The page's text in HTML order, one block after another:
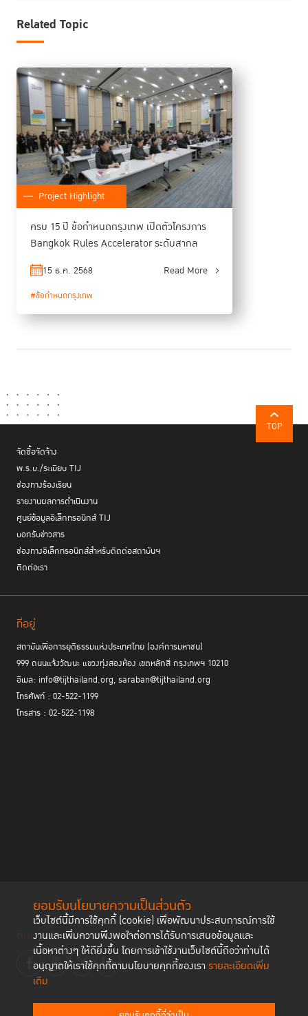
ยอมรับนโยบายความเป็นส่วนตัว
เว็บไซต์นี้มีการใช้คุกกี้ (cookie) เพื่อพัฒนาประสบการณ์การใช้
งานและเพิ่มความพึงพอใจต่อการได้รับการเสนอข้อมูลและ
เนื้อหาต่างๆ ให้ดียิ่งขึ้น โดยการเข้าใช้งานเว็บไซต์นี้ถือว่าท่านได้
อนุญาตให้เราใช้คุกกี้ตามนโยบายคุกกี้ของเรา รายละเอียดเพิ่ม
เติม
ถึงมิติทางเพศ การฟื้นฟูสมรรถภาพที่มีความหมาย การสนับสนุนภายหลัง
การปล่อยตัว และการลดการตีตราในสังคม
น้อยลง แต่เป็นเหตุผลที่เราต้องมั่นใจว่าคนส่วนน้อยจะไม่
สูญหายไปในระบบที่ถูกสร้างขึ้นมาเพื่อคนส่วนใหญ่”
วงเสวนา: การขับเคลื่อนเชิงโครงสร้างและแนวทาง
เพื่อการสนองตอบทางเพศภาวะ
ในวงเสวนาชลธิช ชื่นอุระผู้อำนวยการสำนักส่งเสริมข้อกำหนดกรุงเทพและ
การปฏิบัติต่อผู้กระทำผิด TIJDouglas Durán Chavarría ผู้อำนวยการ
ILANUD และJérôme Mangelinckxผู้จัดการด้านนโยบายโลก จาก
PRIผู้ร่วมเสวนาได้ร่วมกันวิเคราะห์ถึงปัจจัยขับเคลื่อนเชิงโครงสร้างที่ทำให้ผู้
หญิงต้องเข้ามาเกี่ยวข้องกับระบบยุติธรรมทางอาญา ซึ่งรวมถึงปัญหาความ
TIJ: ยิ่งกว่าการคุมขัง - จินตนาการใหม่การเข้าถึง
ความยุติธรรมสำหรับผู้หญิง
ชลธิช นำเสนอระหว่างเสวนาถึงความสำคัญของข้อจำกัดเมื่อผู้หญิงต้องเข้าสู่
เน้นย้ำความจำเป็นในการตัดสินโทษทางอาญาที่ควรคำนึงถึงการสนองตอบทาง
Related Topic
Project Highlight
ครบ 15 ปี ข้อกำหนดกรุงเทพ เปิดตัวโครงการ
Bangkok Rules Accelerator ระดับสากล
15 ธ.ค. 2568 Read More
#ข้อกำหนดกรุงเทพ
TOP
จัดซื้อจัดจ้าง
พ.ร.บ./ระเบียบ TIJ
ช่องทางร้องเรียน
รายงานผลการดำเนินงาน
ศูนย์ข้อมูลอิเล็กทรอนิกส์ TIJ
บอกรับข่าวสาร
ช่องทางอิเล็กทรอนิกส์สำหรับติดต่อสถาบันฯ
ติดต่อเรา
ที่อยู่
สถาบันเพื่อการยุติธรรมแห่งประเทศไทย (องค์การมหาชน)
999 ถนนแจ้งวัฒนะ แขวงทุ่งสองห้อง เขตหลักสี่ กรุงเทพฯ 10210
อีเมล: info@tijthailand.org, saraban@tijthailand.org
โทรศัพท์ : 02-522-1199
โทรสาร : 02-522-1198
ติดตามช่องทาง social